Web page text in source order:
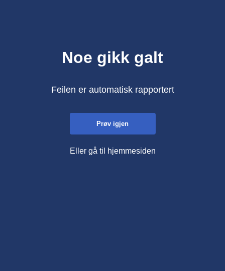
Noe gikk galt
Feilen er automatisk rapportert
Prøv igjen
Eller gå til hjemmesiden